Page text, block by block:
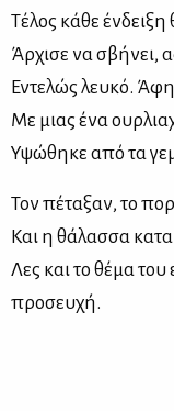
Τέλος κάθε ένδειξη
Άρχισε να σβήνει,
Εντελώς λευκό.
Με μιας ένα
Υψώθηκε από τα
Τον πέταξαν, το
Και η θάλασσα
Λες και το θέμα
προσευχή.